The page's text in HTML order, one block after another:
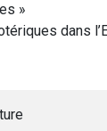
»
dans